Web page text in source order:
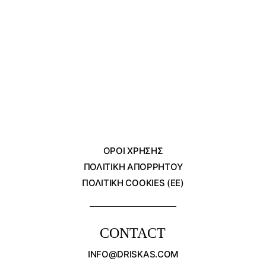
ΌΡΟΙ ΧΡΗΣΗΣ
ΠΟΛΙΤΙΚΗ ΑΠΟΡΡΗΤΟΥ
ΠΟΛΙΤΙΚΗ COOKIES (ΕΕ)
CONTACT
INFO@DRISKAS.COM